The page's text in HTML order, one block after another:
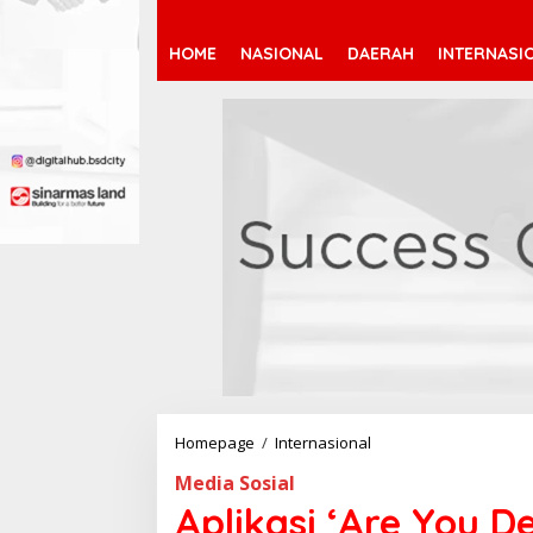
HOME NASIONAL DAERAH
Homepage / Internasional
k
Media Sosial
Aplikasi ‘Are You